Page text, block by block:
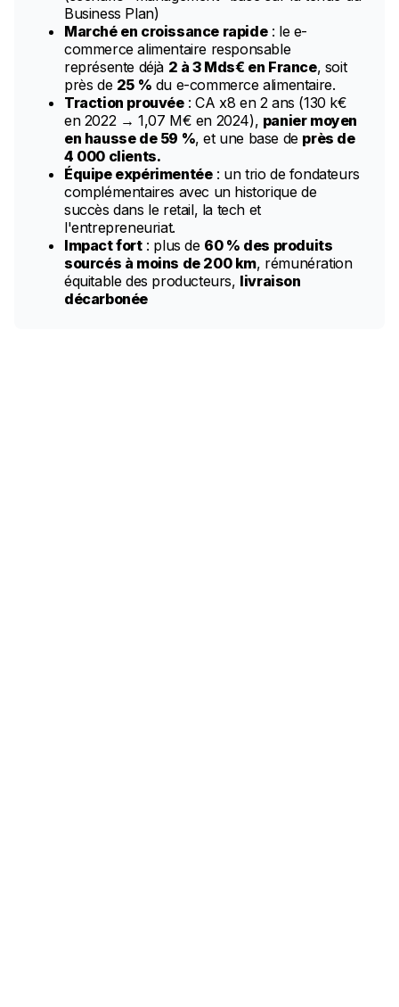
Business Plan)
Marché en croissance rapide: le e-
commerce alimentaire responsable
représente déjà 2 à 3 Mds€ en France, soit
près de 25 % du e-commerce alimentaire.
Traction prouvée: CA x8 en 2 ans (130 k€
en 2022 → 1,07 M€ en 2024), panier moyen
en hausse de 59 %, et une base de près de
4 000 clients.
Équipe expérimentée: un trio de fondateurs
complémentaires avec un historique de
succès dans le retail, la tech et
l'entrepreneuriat.
Impact fort: plus de 60 % des produits
sourcés à moins de 200 km, rémunération
équitable des producteurs, livraison
décarbonée